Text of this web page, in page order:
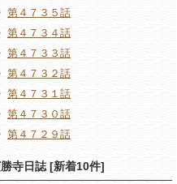
第４７３５話
第４７３４話
第４７３３話
第４７３２話
第４７３１話
第４７３０話
第４７２９話
寺日誌 [新着10件]